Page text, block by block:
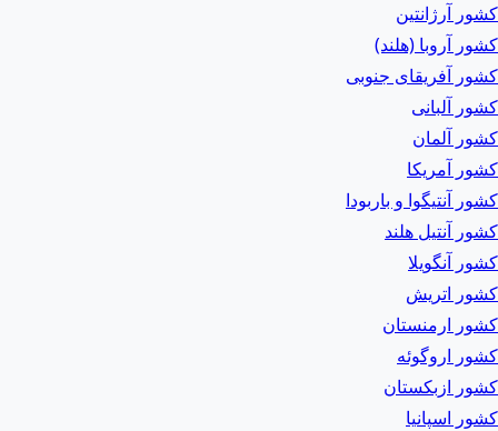
کشور آرژانتین
کشور آروبا (هلند)
کشور آفریقای جنوبی
کشور آلبانی
کشور آلمان
کشور آمریکا
کشور آنتیگوا و باربودا
کشور آنتیل هلند
کشور آنگویلا
کشور اتریش
کشور ارمنستان
کشور اروگوئه
کشور ازبکستان
کشور اسپانیا